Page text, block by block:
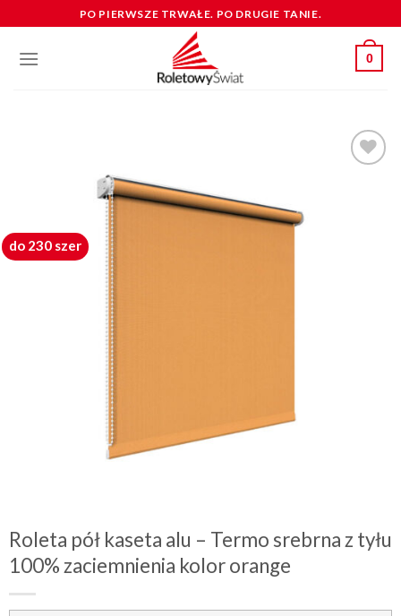
to
content
PO PIERWSZE TRWAŁE. PO DRUGIE TANIE.
0
do 230 szer
Roleta pół kaseta alu – Termo srebrna z tyłu
100% zaciemnienia kolor orange